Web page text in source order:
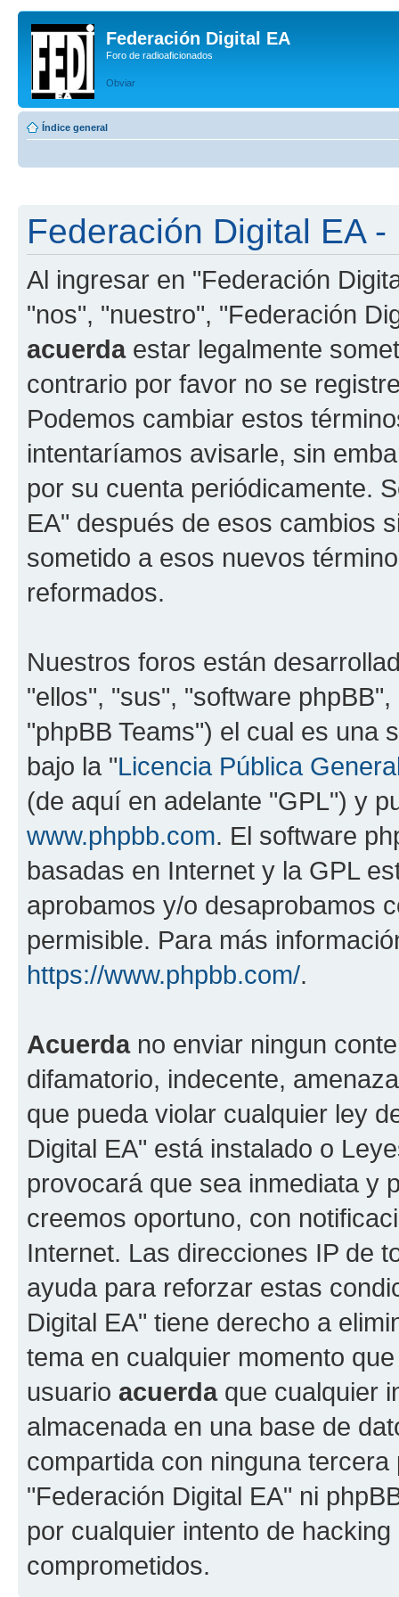
Federación Digital EA
Foro de radioaficionados
Obviar
Índice general
Federación Digital EA -
Al ingresar en "Federación
"nos", "nuestro", "Federación
acuerdaestar legalmente
contrario por favor no se
Podemos cambiar estos
intentaríamos avisarle, sin
por su cuenta periódicamente.
EA" después de esos cambios
sometido a esos nuevos
reformados.
Nuestros foros están
"ellos", "sus", "software
"phpBB Teams") el cual es una
bajo la "Licencia Pública
(de aquí en adelante "GPL") y
www.phpbb.com. El software
basadas en Internet y la GPL
aprobamos y/o desaprobamos
permisible. Para más
https://www.phpbb.com/.
Acuerdano enviar ningun
difamatorio, indecente,
que pueda violar cualquier ley
Digital EA" está instalado o
provocará que sea inmediata y
creemos oportuno, con
Internet. Las direcciones IP de
ayuda para reforzar estas
Digital EA" tiene derecho a
tema en cualquier momento
usuario acuerdaque cualquier
almacenada en una base de
compartida con ninguna
"Federación Digital EA" ni
por cualquier intento de
comprometidos.